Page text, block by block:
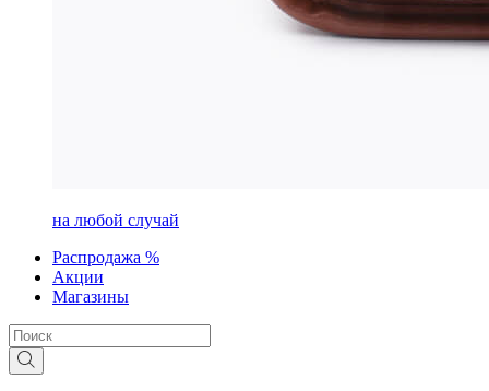
на любой случай
Распродажа %
Акции
Магазины